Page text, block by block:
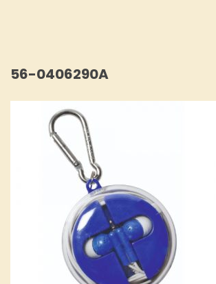
56-0406290A